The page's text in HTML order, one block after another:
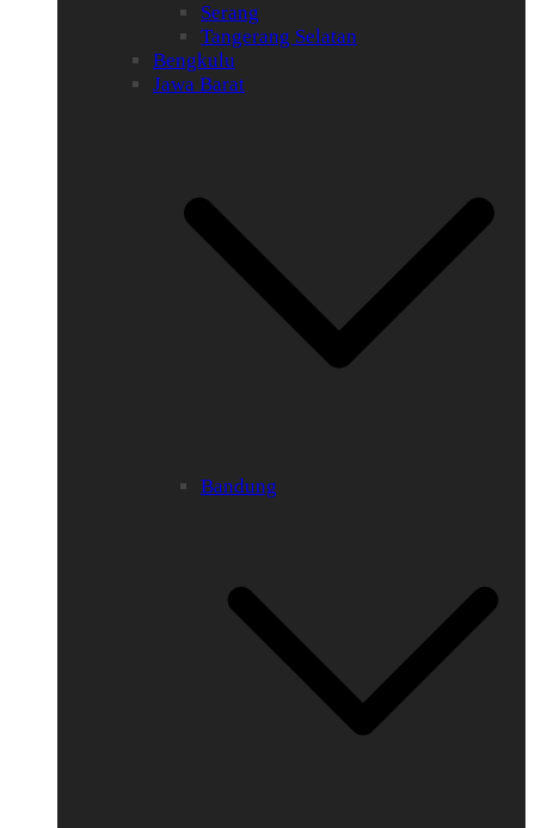
Serang
Tangerang Selatan
Bengkulu
Jawa Barat
Bandung